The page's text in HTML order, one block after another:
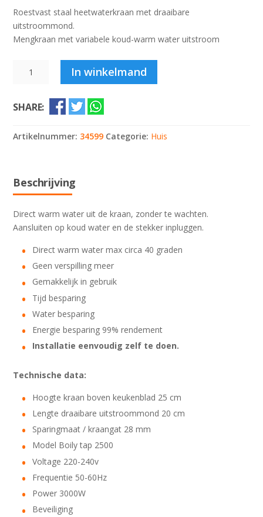
Roestvast staal heetwaterkraan met draaibare
uitstroommond.
Mengkraan met variabele koud-warm water uitstroom
Warmwaterkraan
In winkelmand
SHARE:
Artikelnummer: 34599 Categorie: Huis
Beschrijving
Direct warm water uit de kraan, zonder te wachten.
Aansluiten op koud water en de stekker inpluggen.
Direct warm water max circa 40 graden
Geen verspilling meer
Gemakkelijk in gebruik
Tijd besparing
Water besparing
Energie besparing 99% rendement
Installatie eenvoudig zelf te doen.
Technische data:
Hoogte kraan boven keukenblad 25 cm
Lengte draaibare uitstroommond 20 cm
Sparingmaat / kraangat 28 mm
Model Boily tap 2500
Voltage 220-240v
Frequentie 50-60Hz
Power 3000W
Beveiliging